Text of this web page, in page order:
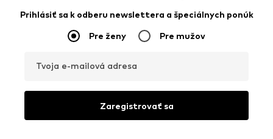
Prihlásiť sa k odberu newslettera a špeciálnych ponúk
Pre ženy Pre mužov
Tvoja e-mailová adresa
Zaregistrovať sa